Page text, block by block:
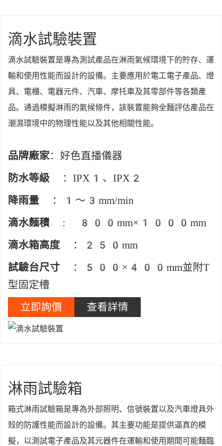
滴水試驗裝置
滴水試驗裝置是專為測試產品在淋雨氣候環境下的貯存、運
輸和使用性能而設計的設備。主要應用於電工電子產品、燈
具、電櫃、電器元件、汽車、摩托車及其零部件等各類產
品。通過模擬淋雨的氣候條件，該裝置能夠全麵評估產品在
潮濕環境中的物理性能以及其他相關性能。
品牌廠家：好色直播儀器
防水等級 ：IPX1、IPX2
降雨量 ：1～3mm/min
滴水麵積 : 800mm×1000mm
滴水箱高度 ：250mm
試驗台尺寸 ：500×400mm並附T
型固定槽
立即詢價
查看詳情
淋雨試驗箱
箱式淋雨試驗箱是專為外部照明、信號裝置以及汽車燈具外
殼的防護性能而設計的設備。其主要功能是提供逼真的模
擬，以測試電子產品及其元器件在運輸和使用期間可能麵臨